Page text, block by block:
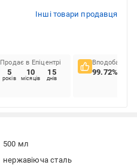
Інші товари продавця
Продає в Епіцентрі
5
років
10
місяців
15
днів
Вподобання
99.72%
500 мл
нержавіюча сталь